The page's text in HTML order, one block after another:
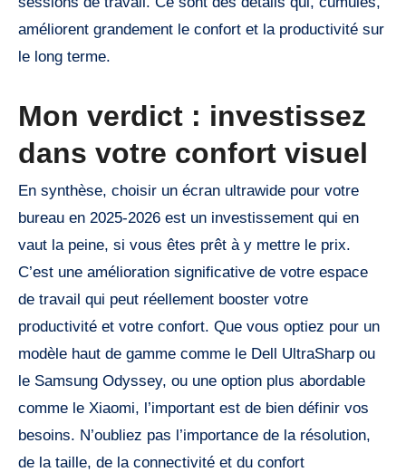
améliorent grandement le confort et la productivité sur
le long terme.
Mon verdict : investissez
dans votre confort visuel
En synthèse, choisir un écran ultrawide pour votre
bureau en 2025-2026 est un investissement qui en
vaut la peine, si vous êtes prêt à y mettre le prix.
C’est une amélioration significative de votre espace
de travail qui peut réellement booster votre
productivité et votre confort. Que vous optiez pour un
modèle haut de gamme comme le Dell UltraSharp ou
le Samsung Odyssey, ou une option plus abordable
comme le Xiaomi, l’important est de bien définir vos
besoins. N’oubliez pas l’importance de la résolution,
de la taille, de la connectivité et du confort